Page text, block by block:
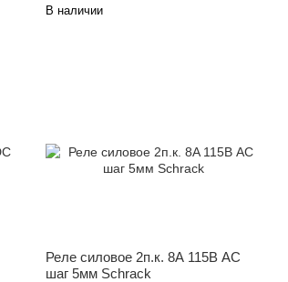
В наличии
Реле силовое 2п.к. 8A 115B АС
шаг 5мм Schrack